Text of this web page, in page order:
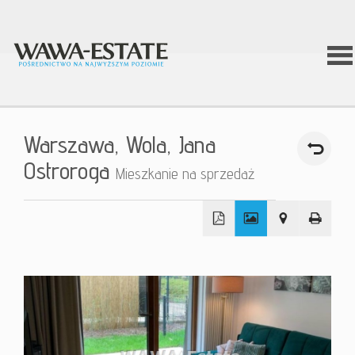
O
Warszawa, Wola, Jana
Ostroroga Mieszkanie na sprzedaż
−